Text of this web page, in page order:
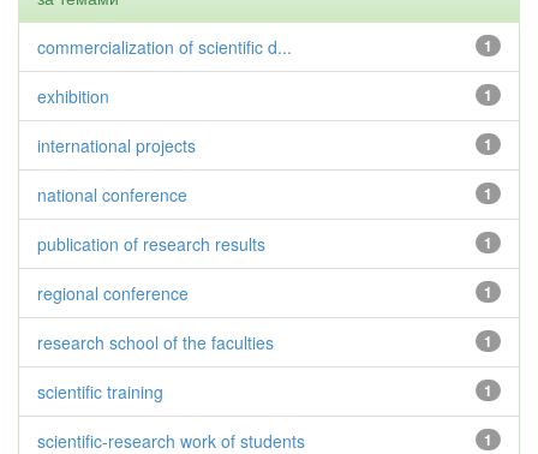
1
commercialization of scientific d...
1
exhibition
1
international projects
1
national conference
1
publication of research results
1
regional conference
1
research school of the faculties
1
scientific training
1
scientific-research work of students